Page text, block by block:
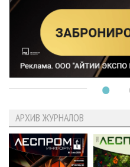
АРХИВ ЖУРНАЛОВ